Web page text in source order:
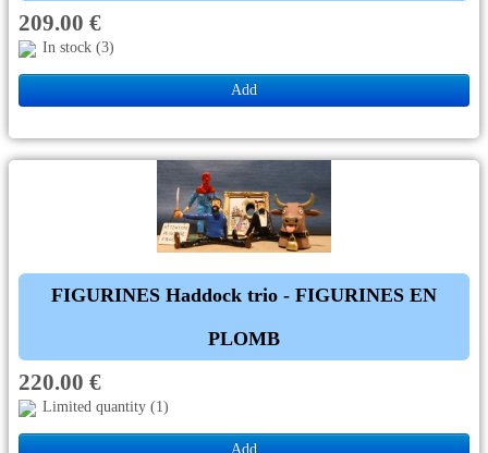
209.00 €
In stock (3)
Add
FIGURINES Haddock trio - FIGURINES EN
PLOMB
220.00 €
Limited quantity (1)
Add